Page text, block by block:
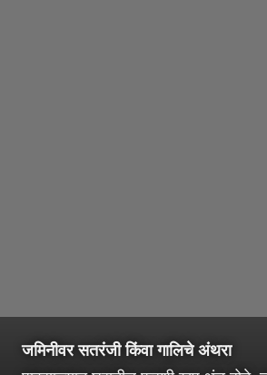
जमिनीवर सतरंजी किंवा गालिचे अंथरा